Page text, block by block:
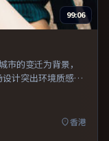
99:06
市的变迁为背景，
计突出环境质感，
末一口气看完。
香港